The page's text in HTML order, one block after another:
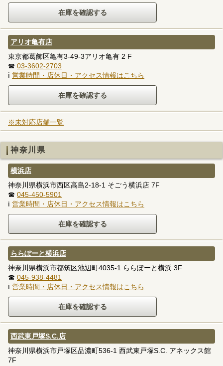
アリオ亀有店
東京都葛飾区亀有3-49-3アリオ亀有 2 F
☎ 03-3602-2703
ℹ 営業時間・店休日・アクセス情報はこちら
※未対応店舗一覧
神奈川県
横浜店
神奈川県横浜市西区高島2-18-1 そごう横浜店 7F
☎ 045-450-5901
ℹ 営業時間・店休日・アクセス情報はこちら
ららぽーと横浜店
神奈川県横浜市都筑区池辺町4035-1 ららぽーと横浜 3F
☎ 045-938-4481
ℹ 営業時間・店休日・アクセス情報はこちら
西武東戸塚S.C.店
神奈川県横浜市戸塚区品濃町536-1 西武東戸塚S.C. アネックス館
7F